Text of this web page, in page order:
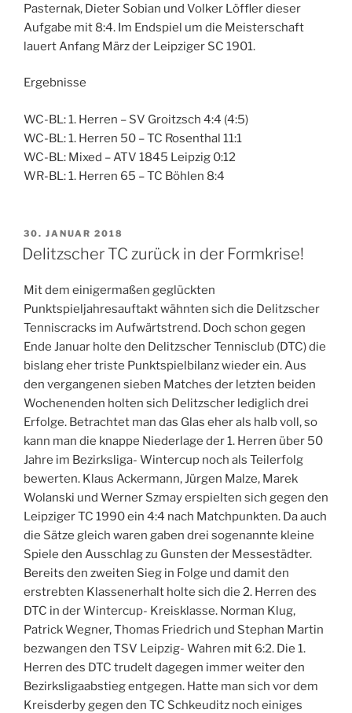
Pasternak, Dieter Sobian und Volker Löffler dieser
Aufgabe mit 8:4. Im Endspiel um die Meisterschaft
lauert Anfang März der Leipziger SC 1901.
Ergebnisse
WC-BL: 1. Herren – SV Groitzsch 4:4 (4:5)
WC-BL: 1. Herren 50 – TC Rosenthal 11:1
WC-BL: Mixed – ATV 1845 Leipzig 0:12
WR-BL: 1. Herren 65 – TC Böhlen 8:4
VERÖFFENTLICHT
AM
30. JANUAR 2018
Delitzscher TC zurück in der Formkrise!
Mit dem einigermaßen geglückten
Punktspieljahresauftakt wähnten sich die Delitzscher
Tenniscracks im Aufwärtstrend. Doch schon gegen
Ende Januar holte den Delitzscher Tennisclub (DTC) die
bislang eher triste Punktspielbilanz wieder ein. Aus
den vergangenen sieben Matches der letzten beiden
Wochenenden holten sich Delitzscher lediglich drei
Erfolge. Betrachtet man das Glas eher als halb voll, so
kann man die knappe Niederlage der 1. Herren über 50
Jahre im Bezirksliga- Wintercup noch als Teilerfolg
bewerten. Klaus Ackermann, Jürgen Malze, Marek
Wolanski und Werner Szmay erspielten sich gegen den
Leipziger TC 1990 ein 4:4 nach Matchpunkten. Da auch
die Sätze gleich waren gaben drei sogenannte kleine
Spiele den Ausschlag zu Gunsten der Messestädter.
Bereits den zweiten Sieg in Folge und damit den
erstrebten Klassenerhalt holte sich die 2. Herren des
DTC in der Wintercup- Kreisklasse. Norman Klug,
Patrick Wegner, Thomas Friedrich und Stephan Martin
bezwangen den TSV Leipzig- Wahren mit 6:2. Die 1.
Herren des DTC trudelt dagegen immer weiter den
Bezirksligaabstieg entgegen. Hatte man sich vor dem
Kreisderby gegen den TC Schkeuditz noch einiges